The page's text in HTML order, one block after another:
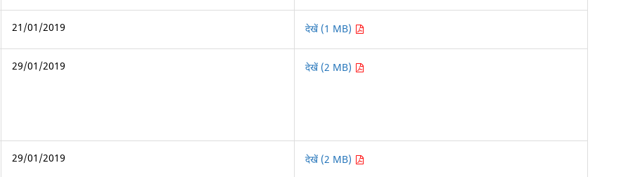
21/01/2019 देखें (1 MB)
29/01/2019 देखें (2 MB)
29/01/2019 देखें (2 MB)